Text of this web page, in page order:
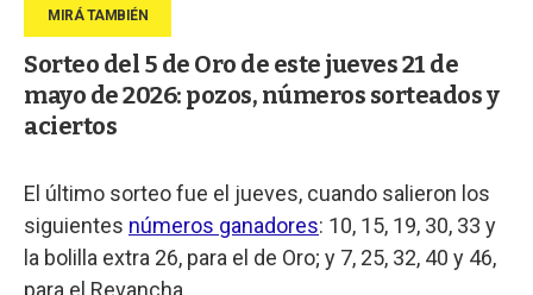
Sorteo del 5 de Oro de este jueves 21 de
mayo de 2026: pozos, números sorteados y
aciertos
El último sorteo fue el jueves, cuando salieron los
siguientes números ganadores: 10, 15, 19, 30, 33 y
la bolilla extra 26, para el de Oro; y 7, 25, 32, 40 y 46,
para el Revancha.